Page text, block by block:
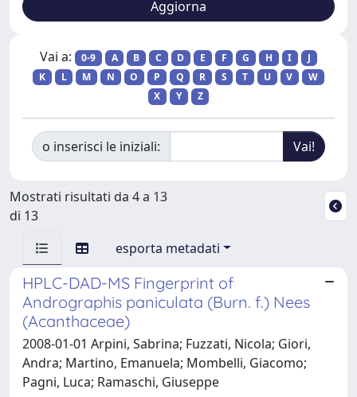
Vai a: 0-9 A B C D E F G H I
J
K
L M N O P Q R S T U V
W
X
Y Z
o inserisci le iniziali:
Mostrati risultati da 4 a 13
di 13
esporta metadati
HPLC-DAD-MS Fingerprint of
Andrographis paniculata (Burn. f.) Nees
(Acanthaceae)
2008-01-01 Arpini, Sabrina; Fuzzati, Nicola; Giori,
Andra; Martino, Emanuela; Mombelli, Giacomo;
Pagni, Luca; Ramaschi, Giuseppe